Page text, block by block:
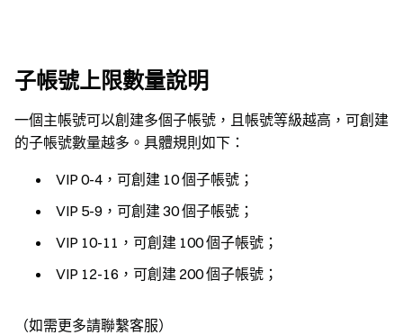
子帳號上限數量說明
一個主帳號可以創建多個子帳號，且帳號等級越高，可創建
的子帳號數量越多。具體規則如下：
VIP 0-4，可創建 10 個子帳號；
VIP 5-9，可創建 30 個子帳號；
VIP 10-11，可創建 100 個子帳號；
VIP 12-16，可創建 200 個子帳號；
（如需更多請聯繫客服）